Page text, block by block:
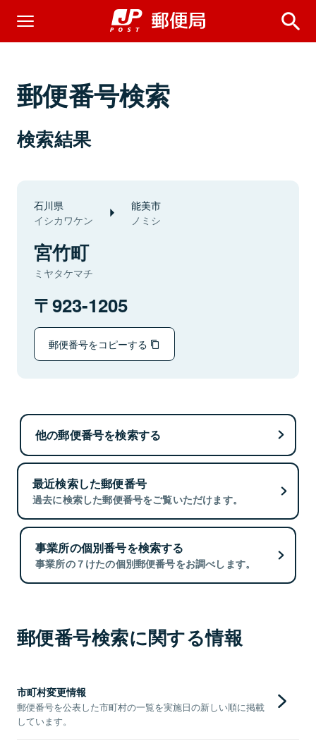
郵便番号検索
検索結果
石川県
イシカワケン
能美市
ノミシ
宮竹町
ミヤタケマチ
923-1205
郵便番号をコピーする
他の郵便番号を検索する
最近検索した郵便番号
過去に検索した郵便番号をご覧いただけます。
事業所の個別番号を検索する
事業所の７けたの個別郵便番号をお調べします。
郵便番号検索に関する情報
市町村変更情報
郵便番号を公表した市町村の一覧を実施日の新しい順に掲載
しています。